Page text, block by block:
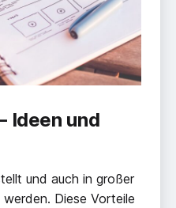
Ideen und
und auch in großer
Diese Vorteile